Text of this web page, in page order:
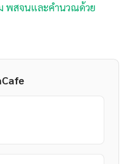
พสจนและคำนวณด้วย